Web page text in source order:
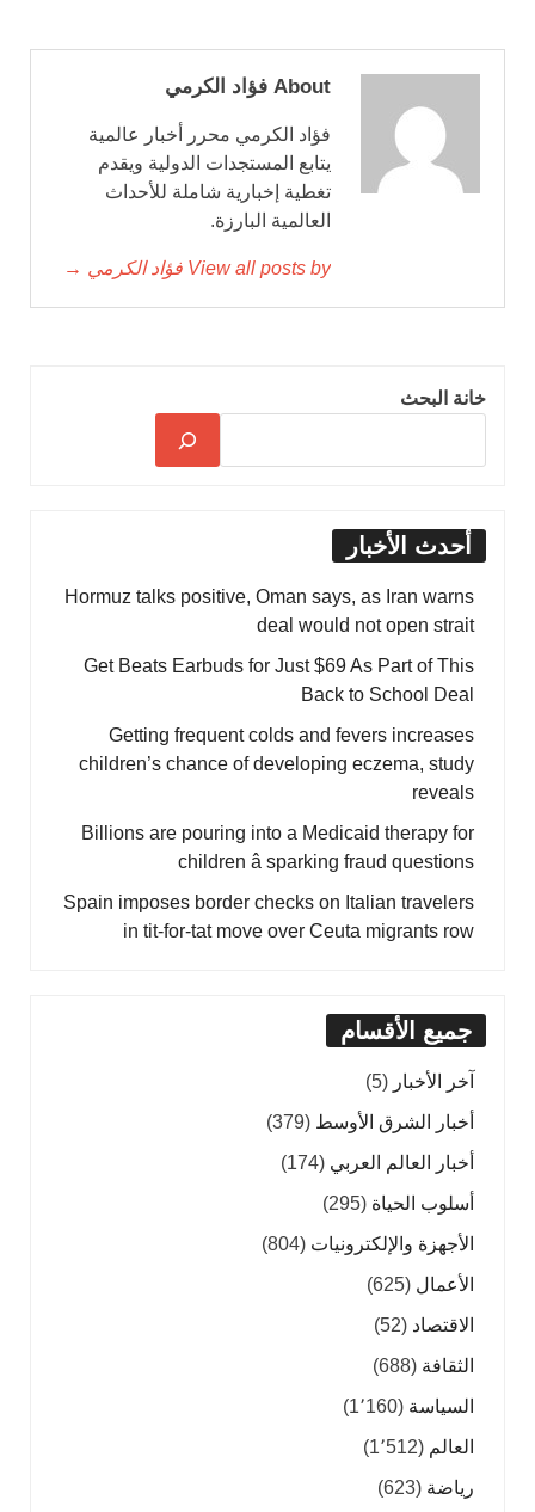
About فؤاد الكرمي
فؤاد الكرمي محرر أخبار عالمية
يتابع المستجدات الدولية ويقدم
تغطية إخبارية شاملة للأحداث
العالمية البارزة.
View all posts by فؤاد الكرمي →
خانة البحث
أحدث الأخبار
Hormuz talks positive, Oman says, as Iran warns
deal would not open strait
Get Beats Earbuds for Just $69 As Part of This
Back to School Deal
Getting frequent colds and fevers increases
children’s chance of developing eczema, study
reveals
Billions are pouring into a Medicaid therapy for
children â sparking fraud questions
Spain imposes border checks on Italian travelers
in tit-for-tat move over Ceuta migrants row
جميع الأقسام
آخر الأخبار (5)
أخبار الشرق الأوسط (379)
أخبار العالم العربي (174)
أسلوب الحياة (295)
الأجهزة والإلكترونيات (804)
الأعمال (625)
الاقتصاد (52)
الثقافة (688)
السياسة (1٬160)
العالم (1٬512)
رياضة (623)